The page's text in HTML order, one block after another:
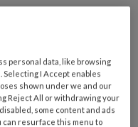
lezen?
aan en lees 2
maand
personal data, like browsing
I Accept enables
shown under we and our
Reject All or withdrawing your
some content and ads
can resurface this menu to